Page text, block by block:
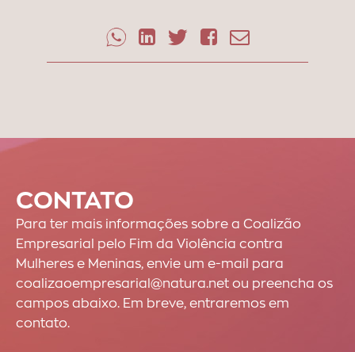
CONTATO
Para ter mais informações sobre a Coalizão
Empresarial pelo Fim da Violência contra
Mulheres e Meninas, envie um e-mail para
coalizaoempresarial@natura.net ou preencha os
campos abaixo. Em breve, entraremos em
contato.